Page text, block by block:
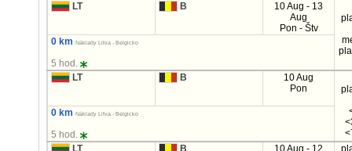
LT
B
10 Aug - 13
Aug
Pon - Štv
0 km Náklady Litva - Belgicko
5 hod.
LT
B
10 Aug
Pon
0 km Náklady Litva - Belgicko
5 hod.
LT
B
10 Aug - 12